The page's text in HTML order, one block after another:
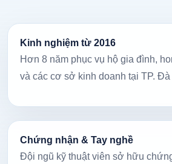
Kinh nghiệm từ 2016
Hơn 8 năm phục vụ hộ gia đình,
và các cơ sở kinh doanh tại TP. Đà
Chứng nhận & Tay nghề
Đội ngũ kỹ thuật viên sở hữu